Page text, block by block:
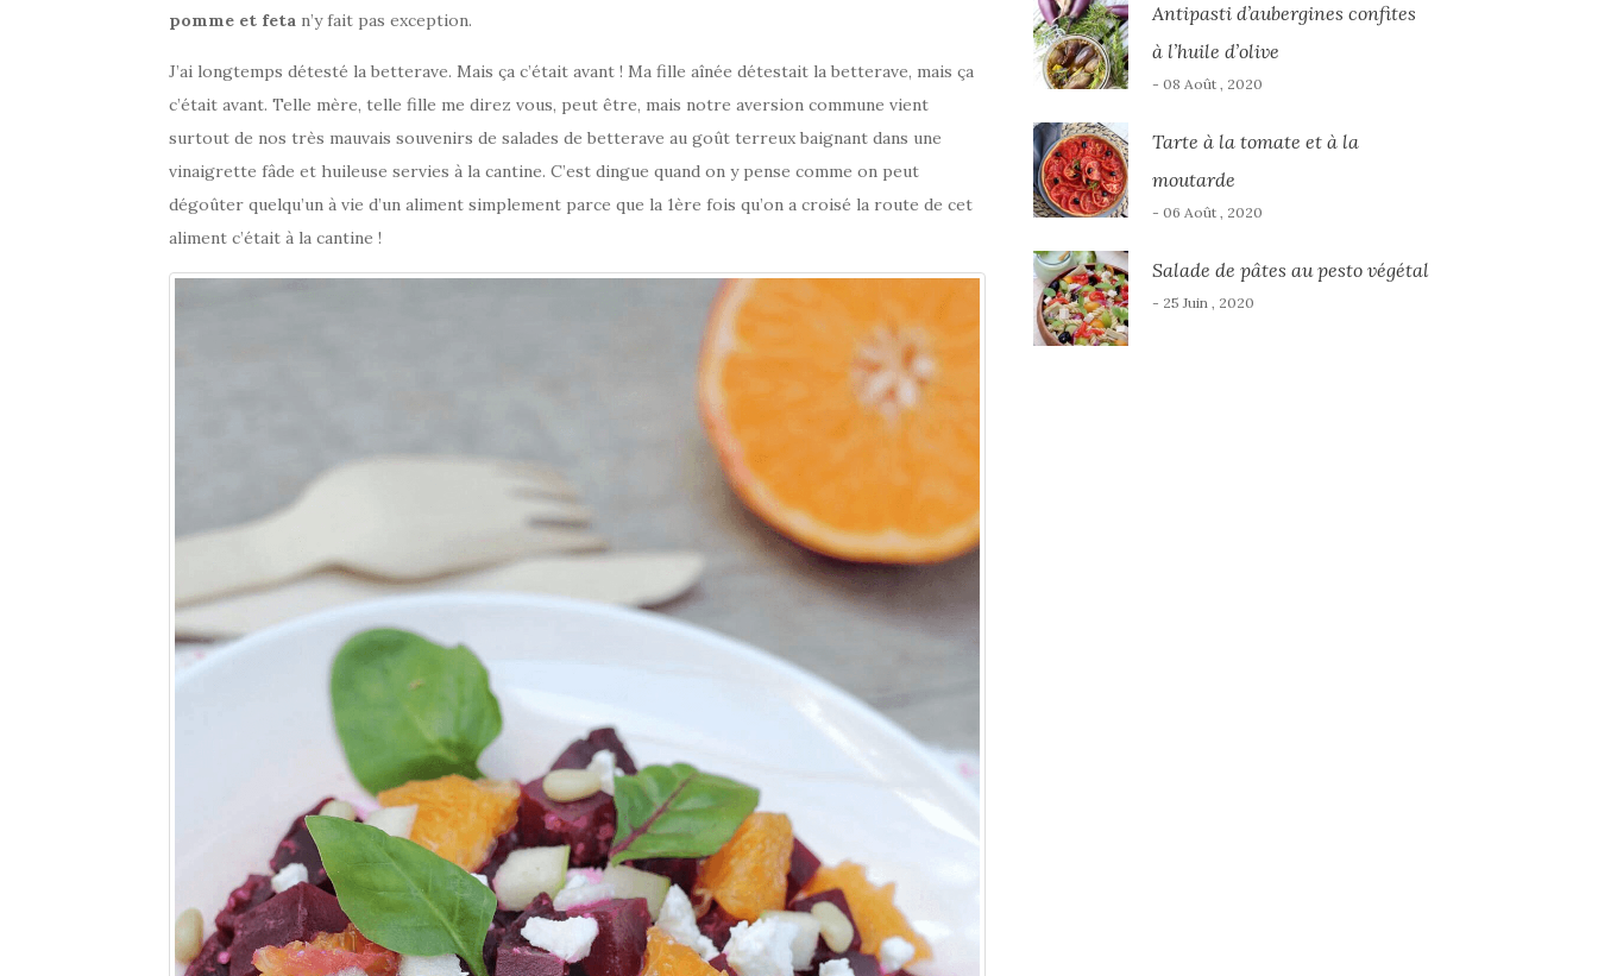
pomme et feta n’y fait pas exception.
J’ai longtemps détesté la betterave. Mais ça c’était avant ! Ma fille aînée détestait la betterave, mais ça
c’était avant. Telle mère, telle fille me direz vous, peut être, mais notre aversion commune vient
surtout de nos très mauvais souvenirs de salades de betterave au goût terreux baignant dans une
vinaigrette fâde et huileuse servies à la cantine. C’est dingue quand on y pense comme on peut
dégoûter quelqu’un à vie d’un aliment simplement parce que la 1ère fois qu’on a croisé la route de cet
aliment c’était à la cantine !
Antipasti d’aubergines confites
à l’huile d’olive
- 08 Août , 2020
Tarte à la tomate et à la
moutarde
- 06 Août , 2020
Salade de pâtes au pesto végétal
- 25 Juin , 2020